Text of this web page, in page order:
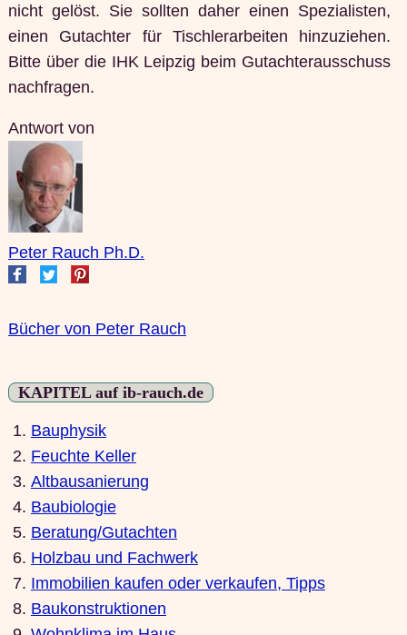
nicht gelöst. Sie sollten daher einen Spezialisten,
einen Gutachter für Tischlerarbeiten hinzuziehen.
Bitte über die IHK Leipzig beim Gutachterausschuss
nachfragen.
Antwort von
Peter Rauch Ph.D.
Bücher von Peter Rauch
KAPITEL auf ib-rauch.de
1. Bauphysik
2. Feuchte Keller
3. Altbausanierung
4. Baubiologie
5. Beratung/Gutachten
6. Holzbau und Fachwerk
7. Immobilien kaufen oder verkaufen, Tipps
8. Baukonstruktionen